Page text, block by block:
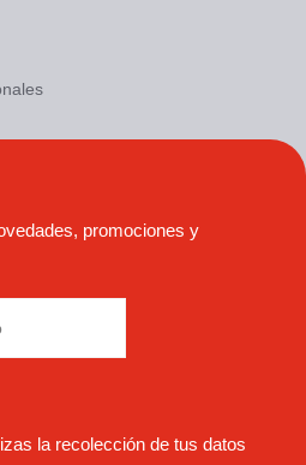
promociones y
la recolección de tus datos